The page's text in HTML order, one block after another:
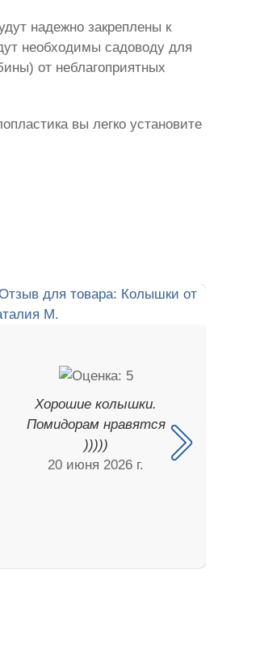
надежно закреплены к
необходимы садоводу для
от неблагоприятных
вы легко установите
Хорошие колышки.
Помидорам нравятся
)))))
20 июня 2026 г.